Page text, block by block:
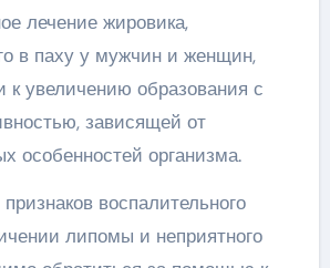
лечение жировика,
в паху у мужчин и женщин,
к увеличению образования с
зависящей от
особенностей организма.
воспалительного
липомы и неприятного